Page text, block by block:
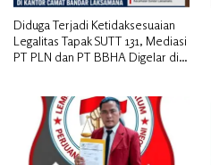
Diduga Terjadi Ketidaksesuaian
Legalitas Tapak SUTT 131, Mediasi
PT PLN dan PT BBHA Digelar di